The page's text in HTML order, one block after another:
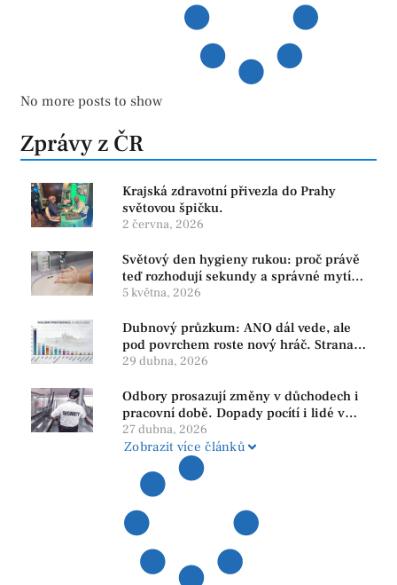
No more posts to show
Zprávy z ČR
Krajská zdravotní přivezla do Prahy
světovou špičku.
2 června, 2026
Světový den hygieny rukou: proč právě
teď rozhodují sekundy a správné mytí
rukou
5 května, 2026
Dubnový průzkum: ANO dál vede, ale
pod povrchem roste nový hráč. Strana
PRO se drží nejvýš mezi menšími
29 dubna, 2026
Odbory prosazují změny v důchodech i
pracovní době. Dopady pocítí i lidé v
našem regionu
27 dubna, 2026
Zobrazit více článků